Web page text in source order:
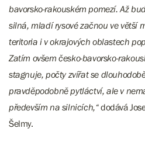
bavorsko-rakouském pomezí. Až
silná, mladí rysové začnou ve větší
teritoria i v okrajových oblastech
Zatím ovšem česko-bavorsko-
stagnuje, počty zvířat se
pravděpodobně pytláctví, ale v
především na silnicích,“dodává
Šelmy.